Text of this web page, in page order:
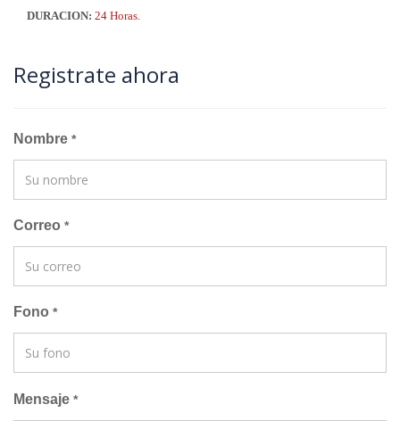
DURACION: 24 Horas.
Registrate ahora
Nombre *
Correo *
Fono *
Mensaje *